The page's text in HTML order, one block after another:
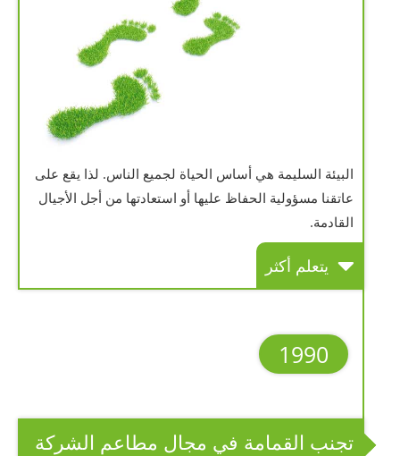
البيئة السليمة هي أساس الحياة لجميع الناس. لذا يقع على
عاتقنا مسؤولية الحفاظ عليها أو استعادتها من أجل الأجيال
القادمة.
يتعلم أكثر
1990
تجنب القمامة في مجال مطاعم الشركة